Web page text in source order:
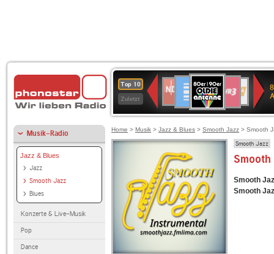
Top 10
Zuletzt
Deutschlandfunk
80er
90er
OLDIE
ANTENNE
SWR3
SWR
Kultur
NDR
2
Musik-Radio
Jazz & Blues
Jazz
Smooth Jazz
Blues
Konzerte & Live-Musik
Pop
Dance
Home > Musik > Jazz & Blues > Smooth Jazz > Smooth
Smooth Jazz
Smooth
Smooth